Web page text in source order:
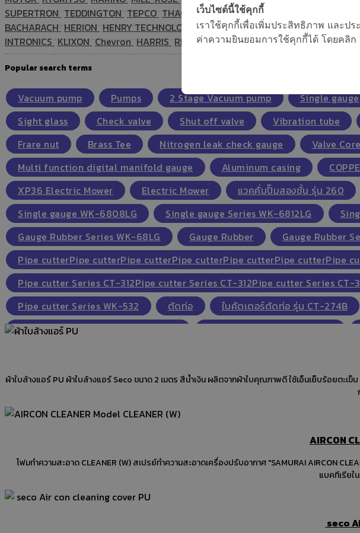
SUPERTRON TEDDINGTON TEPCO THACOM TMI TPI TRACERLINE
BACHARACH HERION HENRY TECHNOLOGIES Sunnywell SANWA ANNIE Seaele
INTRONICS KLIXON Chevron HARRIS REFRIGERATION RESEARCH KMP Eaton
Popular search terms
Vacuum pump Pumps 2 Stage Vacuum pump Single gauge
Sight glass
Check valve Shut off valve Vibration tube
Frare nut
Brass Tee Nitrogen leak check gauge Valve
Multi function digital manifold gauge
Aluminum casing
XP36 Electric Mower
Electric Mower แวคคั่มปั๊มสองชั้น รุ่น 260
Single gauge WK-6808LG
Single gauge Series WK-6812LG
Gauge Rubber Series WK-68LG
Gauge Rubber Gauge Rubber
Pipe cutterPipe cutterPipe cutterPipe cutterPipe cutterPipe cutterPipe
Pipe cutter Series CT-312Pipe cutter Series CT-312Pipe cutter Series CT-
Pipe cutter Series WK-532
ตัดท่อ ใบคัตเตอร์ตัดท่อ รุ่น CT-274B
SECO VACUUM PUMP,Vacuum Pump
คัตเตอร์,เครื่องมือแอร์,คัตเตอร์ตัดท่อ ชนิดใบมีดมีลูกปืน รุ่น HS-TD19,คัตเตอร์ตัดท่
Tube cutter model HS-
Tube blade HS-TD19B
Blade HS-TD32B
Check valve
GLOBE VALVES
Compressor Shut off valves RECEIVER VALVES
Sightglass
Sight glass
ผ้าใบล้างแอร์ PU ผ้าใบล้างแอร์ Seco ขนาด 2 เมตร สีน้ำเงิน ผลิตจากผ้าใบคุณภาพดี ใช้เอ็นเย็บร้อยตะเข็บ ซึ่งทนทานเป็นพิเศษมากกว่าผ้าใบล้างแอร์ทั่วไป กันน้ำได้ 100% น้ำหนักเบา ใช้กับเครื่องปรับอากาศทั้งแบบ ติดผนังและตั้งแขวน เหมาะ
AIRCON
โฟมทำความสะอาด CLEANER (W) สเปรย์ทำความสะอาดเครื่องปรับอากาศ "SAMURAI AIRCON CLEANER " ที่นอกเหนือการทำความสะอาด จากการล้างธรรมดา ด้วยคุณสมบัติล้างแค่ 1 สะอาดถึง 3‍ ช่วยป้องกัน และยับยั้งเชื้อรา และ
แบคทีเรียใ
เว็บไซต์นี้ใช้คุกกี้
เราใช้คุกกี้เพื่อเพิ่มประสิทธิภาพ และป
ค่าความยินยอมการใช้คุกกี้ได้ โดยคลิก